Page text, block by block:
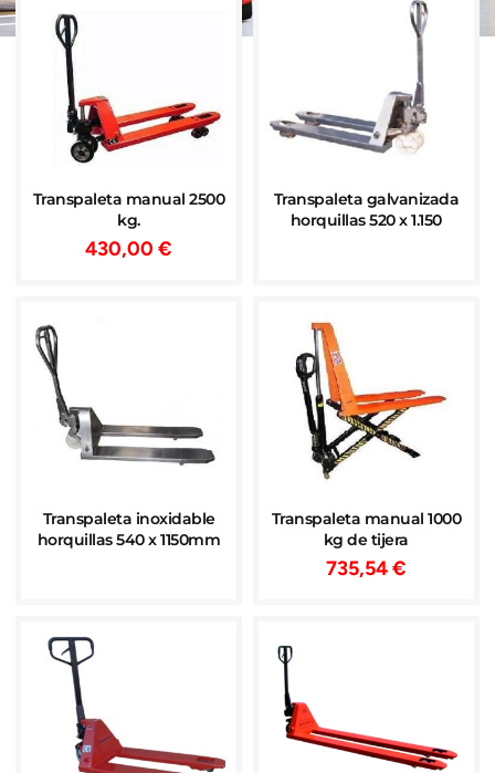
Transpaleta manual 2500
kg.
430,00€
Transpaleta galvanizada
horquillas 520 x 1.150
Transpaleta inoxidable
horquillas 540 x 1150mm
Transpaleta manual 1000
kg de tijera
735,54€